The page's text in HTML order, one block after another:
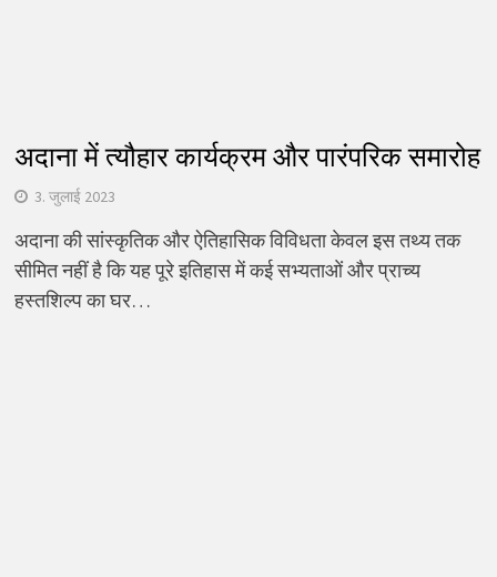
अदाना में त्यौहार कार्यक्रम और पारंपरिक समारोह
3. जुलाई 2023
अदाना की सांस्कृतिक और ऐतिहासिक विविधता केवल इस तथ्य तक
सीमित नहीं है कि यह पूरे इतिहास में कई सभ्यताओं और प्राच्य
हस्तशिल्प का घर…